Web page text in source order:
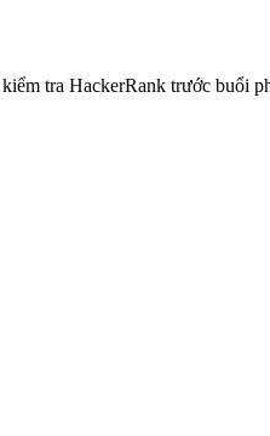
tra HackerRank trước buổi